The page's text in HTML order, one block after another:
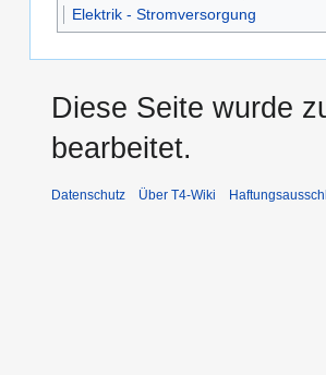
Elektrik - Stromversorgung
Diese Seite wurde
bearbeitet.
Datenschutz Über T4-Wiki